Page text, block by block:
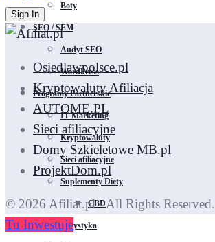
Boty
SEO / SEM
Audyt SEO
WordPress
Programy Partnerskie
IT Marketing
Kryptowaluty
Sieci afiliacyjne
Suplementy Diety
CBD
Turystyka
Sign In
Osiedlawpolsce.pl
Kryptowaluty Afiliacja
AUTOME.PL
Sieci afiliacyjne
Domy Szkieletowe MB.pl
ProjektDom.pl
© 2026 Afiliat.pl - All Rights Reserved.
Tu Inwestuje